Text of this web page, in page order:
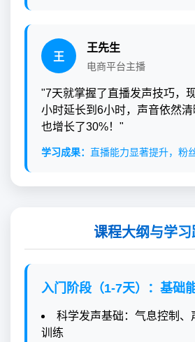
王
王先生
电商平台主播
"7天就掌握了直播发声技巧，
小时延长到6小时，声音依然
也增长了30%！"
学习成果： 直播能力显著提升，粉
课程大纲与学习
入门阶段（1-7天）：基础
科学发声基础：气息控制、
训练